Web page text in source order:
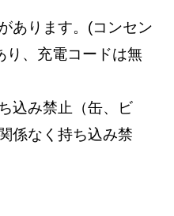
あります。(コンセン
り、充電コードは無
込み禁止（缶、ビ
係なく持ち込み禁